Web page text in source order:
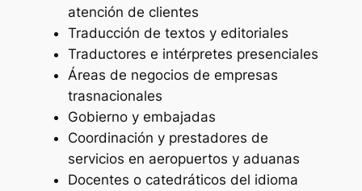
atención de clientes
Traducción de textos y editoriales
Traductores e intérpretes presenciales
Áreas de negocios de empresas
trasnacionales
Gobierno y embajadas
Coordinación y prestadores de
servicios en aeropuertos y aduanas
Docentes o catedráticos del idioma